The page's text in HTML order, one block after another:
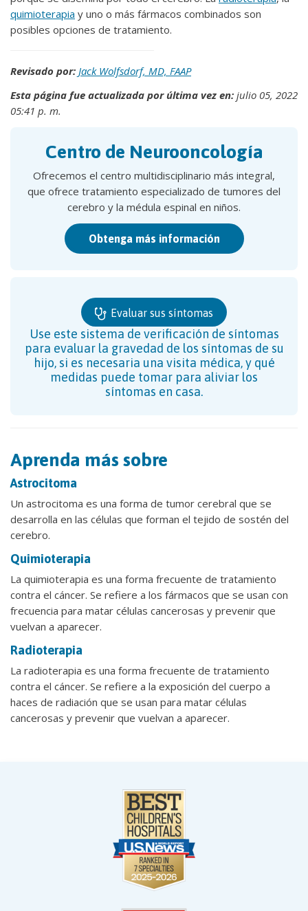
quimioterapia y uno o más fármacos combinados son
posibles opciones de tratamiento.
Revisado por: Jack Wolfsdorf, MD, FAAP
Esta página fue actualizada por última vez en: julio 05, 2022
05:41 p. m.
Centro de Neurooncología
Ofrecemos el centro multidisciplinario más integral,
que ofrece tratamiento especializado de tumores del
cerebro y la médula espinal en niños.
Obtenga más información
Evaluar sus síntomas
Use este sistema de verificación de síntomas
para evaluar la gravedad de los síntomas de su
hijo, si es necesaria una visita médica, y qué
medidas puede tomar para aliviar los
síntomas en casa.
Aprenda más sobre
Astrocitoma
Un astrocitoma es una forma de tumor cerebral que se
desarrolla en las células que forman el tejido de sostén del
cerebro.
Quimioterapia
La quimioterapia es una forma frecuente de tratamiento
contra el cáncer. Se refiere a los fármacos que se usan con
frecuencia para matar células cancerosas y prevenir que
vuelvan a aparecer.
Radioterapia
La radioterapia es una forma frecuente de tratamiento
contra el cáncer. Se refiere a la exposición del cuerpo a
haces de radiación que se usan para matar células
cancerosas y prevenir que vuelvan a aparecer.